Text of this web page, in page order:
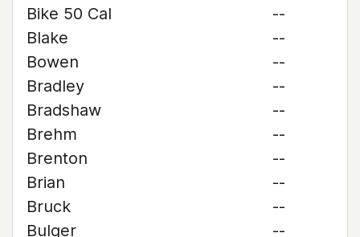
Bike 50 Cal
--
Blake
--
Bowen
--
Bradley
--
Bradshaw
--
Brehm
--
Brenton
--
Brian
--
Bruck
--
Bulger
--